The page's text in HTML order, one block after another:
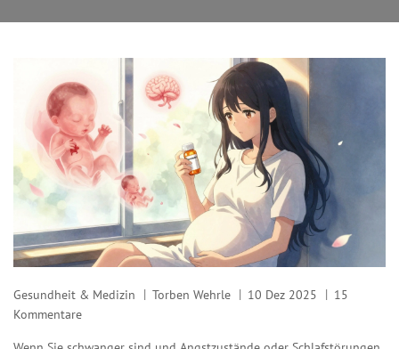
Gesundheit & Medizin Torben Wehrle 10 Dez 2025
15
Kommentare